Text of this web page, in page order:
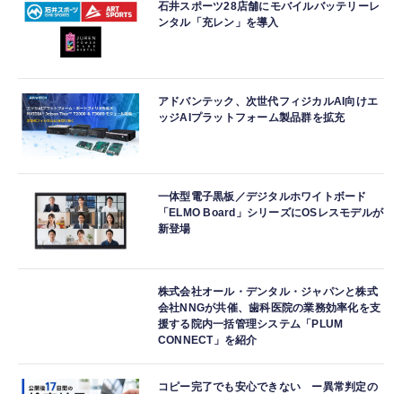
石井スポーツ28店舗にモバイルバッテリーレ
ンタル「充レン」を導入
アドバンテック、次世代フィジカルAI向けエ
ッジAIプラットフォーム製品群を拡充
一体型電子黒板／デジタルホワイトボード
「ELMO Board」シリーズにOSレスモデルが
新登場
株式会社オール・デンタル・ジャパンと株式
会社NNGが共催、歯科医院の業務効率化を支
援する院内一括管理システム「PLUM
CONNECT」を紹介
コピー完了でも安心できない ー異常判定の